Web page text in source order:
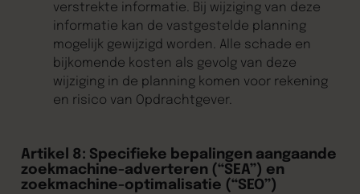
verstrekte informatie. Bij wijziging van deze
informatie kan de vastgestelde planning
mogelijk gewijzigd worden. Alle schade en
bijkomende kosten als gevolg van deze
wijziging in de planning komen voor rekening
en risico van Opdrachtgever.
Artikel 8: Specifieke bepalingen aangaande
zoekmachine-adverteren (“SEA”) en
zoekmachine-optimalisatie (“SEO”)